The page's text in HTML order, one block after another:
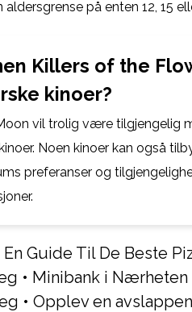
på enten 12, 15
Killers of the
kinoer?
vil trolig være tilgjengelig
Noen kinoer kan også
preferanser og
Guide Til De Beste
• Minibank i Nærheten
• Opplev en